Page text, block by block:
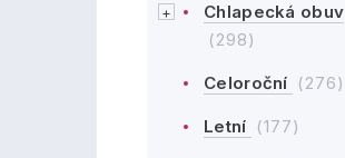
Chlapecká obuv
(298)
Celoroční (276)
Letní (177)